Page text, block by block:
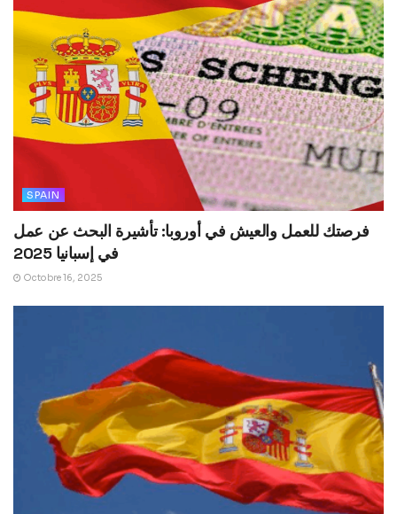
SPAIN
فرصتك للعمل والعيش في أوروبا: تأشيرة البحث عن عمل
في إسبانيا 2025
Octobre 16, 2025